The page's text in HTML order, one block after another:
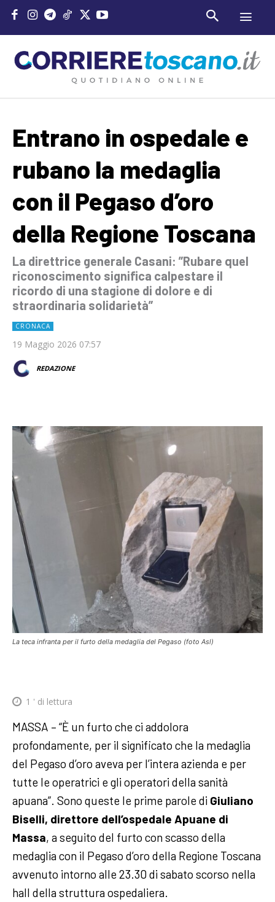
Entrano in ospedale e
rubano la medaglia
con il Pegaso d’oro
della Regione Toscana
La direttrice generale Casani: ”Rubare quel
riconoscimento significa calpestare il
ricordo di una stagione di dolore e di
straordinaria solidarietà”
CRONACA
19 Maggio 2026 07:57
REDAZIONE
La teca infranta per il furto della medaglia del Pegaso (foto Asl)
1 ' di lettura
MASSA – “È un furto che ci addolora
profondamente, per il significato che la medaglia
del Pegaso d’oro aveva per l’intera azienda e per
tutte le operatrici e gli operatori della sanità
apuana”. Sono queste le prime parole di Giuliano
Biselli, direttore dell’ospedale Apuane di
Massa, a seguito del furto con scasso della
medaglia con il Pegaso d’oro della Regione Toscana
avvenuto intorno alle 23.30 di sabato scorso nella
hall della struttura ospedaliera.